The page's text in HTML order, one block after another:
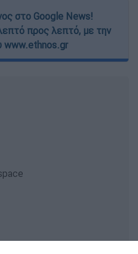
στο Google News!
προς λεπτό, με την
www.ethnos.gr